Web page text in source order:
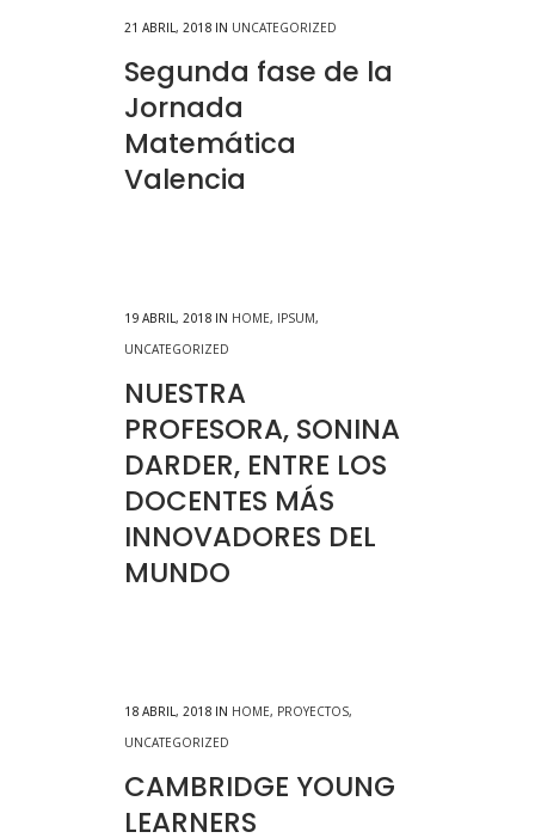
21 ABRIL, 2018 IN UNCATEGORIZED
Segunda fase de la
Jornada
Matemática
Valencia
19 ABRIL, 2018 IN HOME, IPSUM,
UNCATEGORIZED
NUESTRA
PROFESORA, SONINA
DARDER, ENTRE LOS
DOCENTES MÁS
INNOVADORES DEL
MUNDO
18 ABRIL, 2018 IN HOME, PROYECTOS,
UNCATEGORIZED
CAMBRIDGE YOUNG
LEARNERS